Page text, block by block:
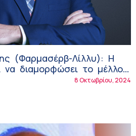
(Φαρμασέρβ-Λίλλυ): Η
να διαμορφώσει το μέλλον
8 Οκτωβρίου, 2024